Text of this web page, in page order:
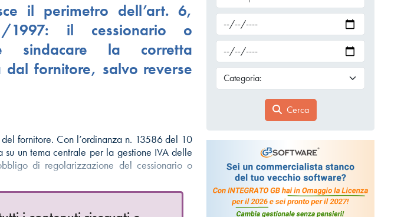
il perimetro dell’art. 6,
1997: il cessionario o
sindacare la corretta
fornitore, salvo reverse
fornitore. Con l’ordinanza n. 13586 del 10
un tema centrale per la gestione IVA delle
di regolarizzazione del cessionario o
Cerca